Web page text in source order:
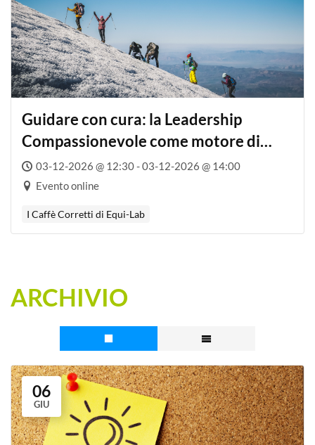
Guidare con cura: la Leadership
Compassionevole come motore di
performance aziendali sostenibili e di
valore
03-12-2026 @ 12:30 - 03-12-2026 @ 14:00
Evento online
I Caffè Corretti di Equi-Lab
ARCHIVIO
06
GIU